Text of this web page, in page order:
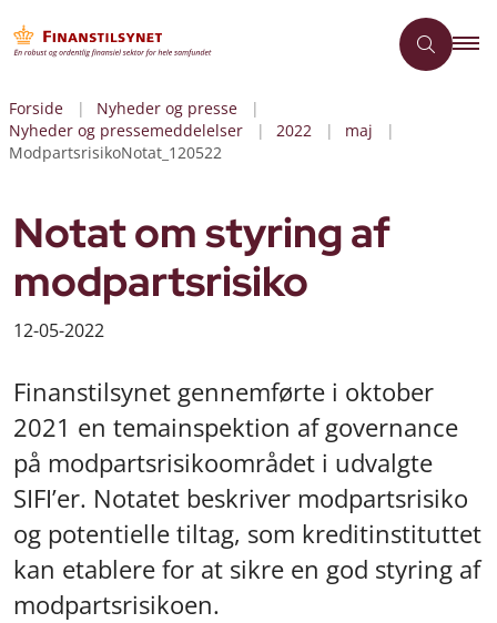
Forside
Nyheder og presse
Nyheder og pressemeddelelser
2022
maj
ModpartsrisikoNotat_120522
Notat om styring af
modpartsrisiko
12-05-2022
Finanstilsynet gennemførte i oktober
2021 en temainspektion af governance
på modpartsrisikoområdet i udvalgte
SIFI’er. Notatet beskriver modpartsrisiko
og potentielle tiltag, som kreditinstituttet
kan etablere for at sikre en god styring af
modpartsrisikoen.